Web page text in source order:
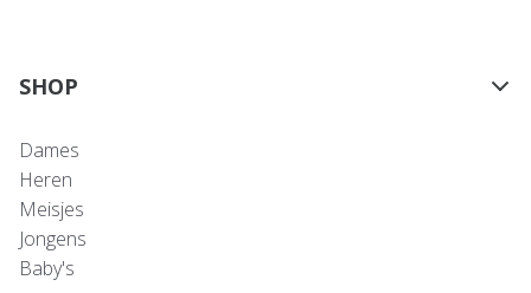
SHOP
Dames
Heren
Meisjes
Jongens
Baby's